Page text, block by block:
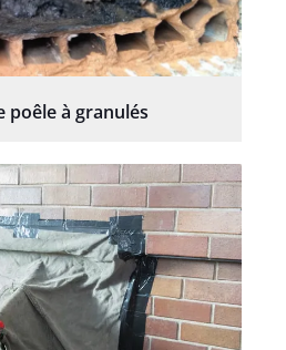
poêle à granulés